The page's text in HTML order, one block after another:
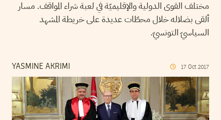
مختلف القوى الدولية والإقليميّة في لعبة شراء المواقف. مسار
ألقى بضلاله خلال محطّات عديدة على خريطة المشهد
السياسيّ التونسيّ.
YASMINE AKRIMI 17 Oct 2017